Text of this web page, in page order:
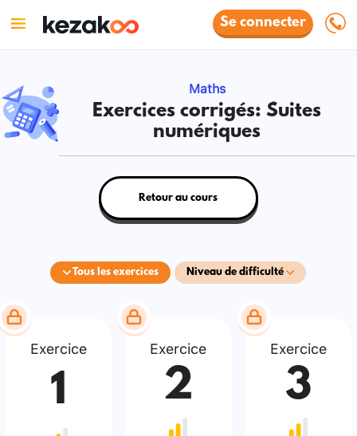
Se connecter
Maths
Exercices corrigés: Suites
numériques
Tous les exercices Niveau de difficulté
Retour au cours
Exercice
1
Exercice
2
Exercice
3